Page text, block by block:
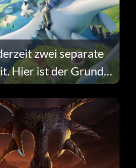
zwei separate
Hier ist der Grund